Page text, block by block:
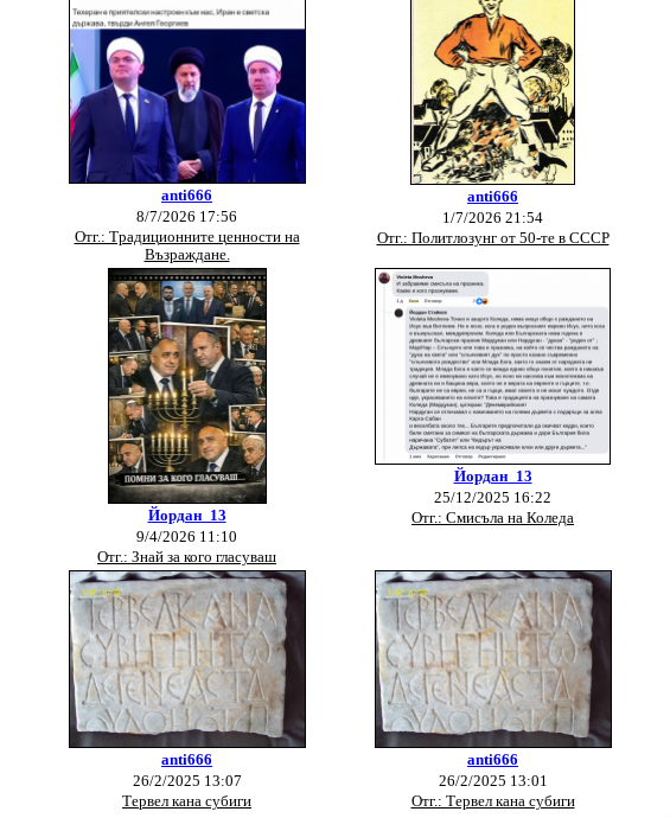
anti666
8/7/2026 17:56
Отг.: Традиционните ценности на
Възраждане.
anti666
1/7/2026 21:54
Отг.: Политлозунг от 50-те в СССР
Йордан_13
9/4/2026 11:10
Отг.: Знай за кого гласуваш
Йордан_13
25/12/2025 16:22
Отг.: Смисъла на Коледа
anti666
26/2/2025 13:07
Тервел кана субиги
anti666
26/2/2025 13:01
Отг.: Тервел кана субиги